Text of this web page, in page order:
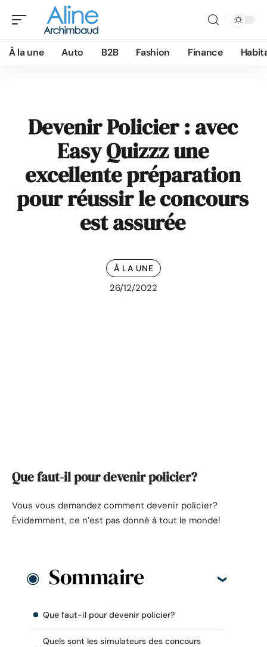
À la une Auto B2B Fashion Finance
Devenir Policier : avec
Easy Quizzz une
excellente préparation
pour réussir le concours
est assurée
À LA UNE
26/12/2022
Que faut-il pour devenir policier?
Vous vous demandez comment devenir policier?
Évidemment, ce n’est pas donné à tout le monde!
Sommaire
Que faut-il pour devenir policier?
Quels sont les simulateurs des concours